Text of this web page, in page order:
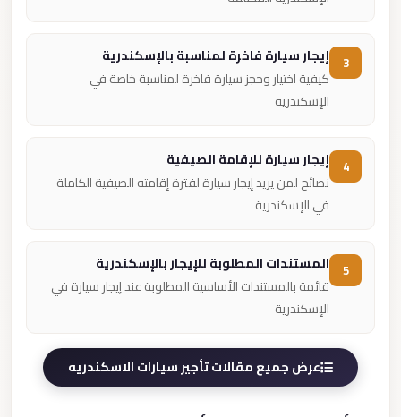
إيجار سيارة فاخرة لمناسبة بالإسكندرية
كيفية اختيار وحجز سيارة فاخرة لمناسبة خاصة في
الإسكندرية
إيجار سيارة للإقامة الصيفية
نصائح لمن يريد إيجار سيارة لفترة إقامته الصيفية الكاملة
في الإسكندرية
المستندات المطلوبة للإيجار بالإسكندرية
قائمة بالمستندات الأساسية المطلوبة عند إيجار سيارة في
الإسكندرية
عرض جميع مقالات تأجير سيارات الاسكندريه